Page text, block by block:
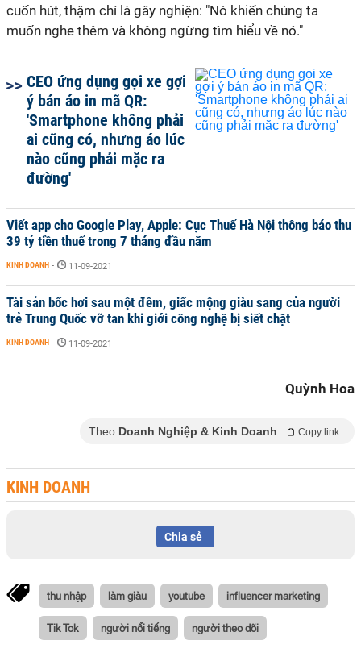
cuốn hút, thậm chí là gây nghiện: "Nó khiến chúng ta
muốn nghe thêm và không ngừng tìm hiểu về nó."
CEO ứng dụng gọi xe gợi
ý bán áo in mã QR:
'Smartphone không phải
ai cũng có, nhưng áo lúc
nào cũng phải mặc ra
đường'
Viết app cho Google Play, Apple: Cục Thuế Hà Nội thông báo thu
39 tỷ tiền thuế trong 7 tháng đầu năm
KINH DOANH - 11-09-2021
Tài sản bốc hơi sau một đêm, giấc mộng giàu sang của người
trẻ Trung Quốc vỡ tan khi giới công nghệ bị siết chặt
KINH DOANH - 11-09-2021
Quỳnh Hoa
Theo Doanh Nghiệp & Kinh Doanh Copy link
KINH DOANH
Chia sẻ
thu nhập làm giàu youtube influencer marketing
Tik Tok người nổi tiếng người theo dõi